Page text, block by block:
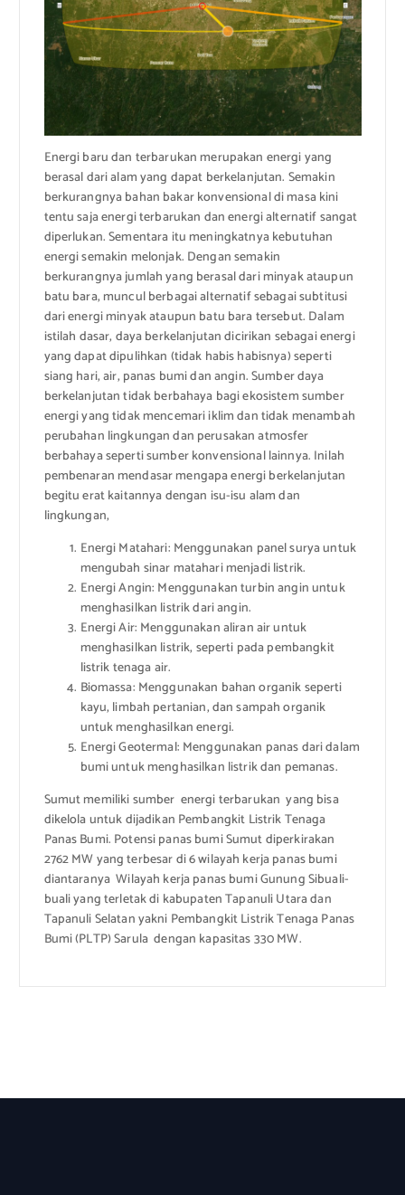
Energi baru dan terbarukan merupakan energi yang
berasal dari alam yang dapat berkelanjutan. Semakin
berkurangnya bahan bakar konvensional di masa kini
tentu saja energi terbarukan dan energi alternatif sangat
diperlukan. Sementara itu meningkatnya kebutuhan
energi semakin melonjak. Dengan semakin
berkurangnya jumlah yang berasal dari minyak ataupun
batu bara, muncul berbagai alternatif sebagai subtitusi
dari energi minyak ataupun batu bara tersebut. Dalam
istilah dasar, daya berkelanjutan dicirikan sebagai energi
yang dapat dipulihkan (tidak habis habisnya) seperti
siang hari, air, panas bumi dan angin. Sumber daya
berkelanjutan tidak berbahaya bagi ekosistem sumber
energi yang tidak mencemari iklim dan tidak menambah
perubahan lingkungan dan perusakan atmosfer
berbahaya seperti sumber konvensional lainnya. Inilah
pembenaran mendasar mengapa energi berkelanjutan
begitu erat kaitannya dengan isu-isu alam dan
lingkungan,
Energi Matahari: Menggunakan panel surya untuk
mengubah sinar matahari menjadi listrik.
Energi Angin: Menggunakan turbin angin untuk
menghasilkan listrik dari angin.
Energi Air: Menggunakan aliran air untuk
menghasilkan listrik, seperti pada pembangkit
listrik tenaga air.
Biomassa: Menggunakan bahan organik seperti
kayu, limbah pertanian, dan sampah organik
untuk menghasilkan energi.
Energi Geotermal: Menggunakan panas dari dalam
bumi untuk menghasilkan listrik dan pemanas.
Sumut memiliki sumber energi terbarukan yang bisa
dikelola untuk dijadikan Pembangkit Listrik Tenaga
Panas Bumi. Potensi panas bumi Sumut diperkirakan
2762 MW yang terbesar di 6 wilayah kerja panas bumi
diantaranya Wilayah kerja panas bumi Gunung Sibuali-
buali yang terletak di kabupaten Tapanuli Utara dan
Tapanuli Selatan yakni Pembangkit Listrik Tenaga Panas
Bumi (PLTP) Sarula dengan kapasitas 330 MW.